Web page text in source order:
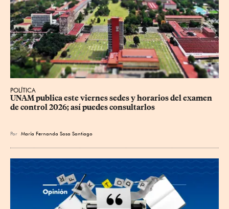
POLÍTICA
UNAM publica este viernes sedes y horarios del examen
de control 2026; así puedes consultarlos
Por María Fernanda Sosa Santiago